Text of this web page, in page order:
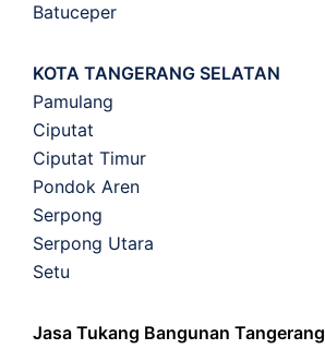
Batuceper
KOTA TANGERANG SELATAN
Pamulang
Ciputat
Ciputat Timur
Pondok Aren
Serpong
Serpong Utara
Setu
Jasa Tukang Bangunan Tangerang